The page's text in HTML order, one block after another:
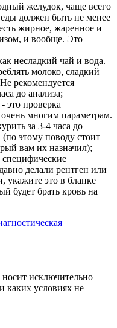
желудок, чаще всего
должен быть не менее
жирное, жаренное и
и вообще. Это
несладкий чай и вода.
молоко, сладкий
рекомендуется
до анализа;
это проверка
многим параметрам.
за 3-4 часа до
(по этому поводу стоит
вам их назначил);
делали рентген или
укажите это в бланке
будет брать кровь на
исключительно
каких условиях не